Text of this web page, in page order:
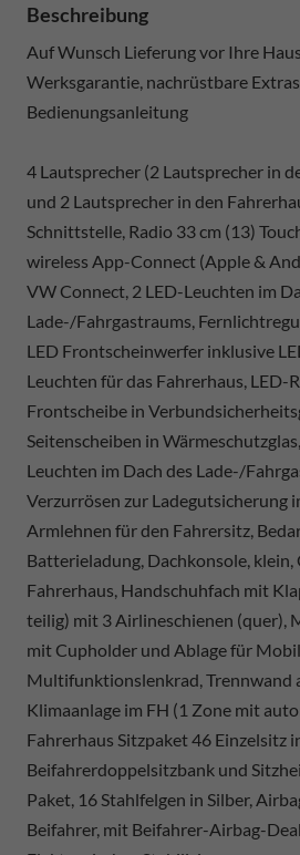
Beschreibung
Auf Wunsch Lieferung vor Ihre
Werksgarantie, nachrüstbare
Bedienungsanleitung
4 Lautsprecher (2 Lautsprecher in
und 2 Lautsprecher in den
Schnittstelle, Radio 33 cm (13)
wireless App-Connect (Apple &
VW Connect, 2 LED-Leuchten im
Lade-/Fahrgastraums,
LED Frontscheinwerfer inklusive
Leuchten für das Fahrerhaus, LED-
Frontscheibe in
Seitenscheiben in
Leuchten im Dach des Lade-/
Verzurrösen zur Ladegutsicherung
Armlehnen für den Fahrersitz,
Batterieladung, Dachkonsole,
Fahrerhaus, Handschuhfach mit
teilig) mit 3 Airlineschienen (quer),
mit Cupholder und Ablage für
Multifunktionslenkrad, Trennwand
Klimaanlage im FH (1 Zone mit
Fahrerhaus Sitzpaket 46 Einzelsitz
Beifahrerdoppelsitzbank und
Paket, 16 Stahlfelgen in Silber,
Beifahrer, mit Beifahrer-Airbag-